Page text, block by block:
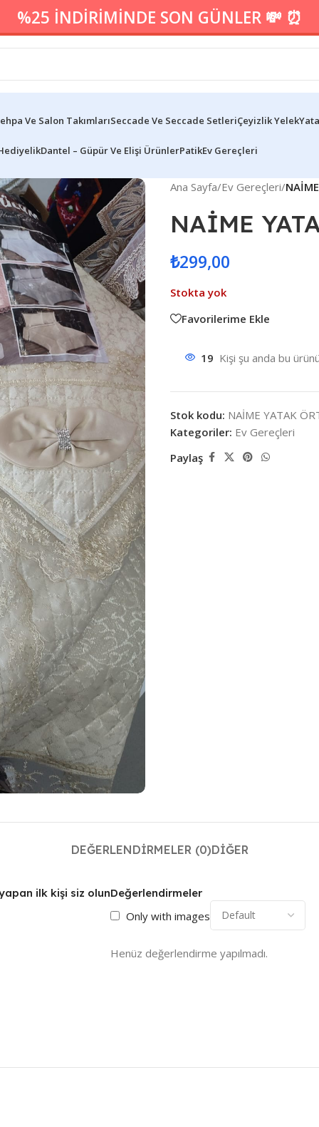
%25 İNDİRİMİNDE SON GÜNLER 💸 ⏰
Ve Salon TakımlarıSeccade Ve Seccade SetleriÇeyizlik Yelek
Dantel – Güpür Ve Elişi ÜrünlerPatikEv Gereçleri
Ana Sayfa/Ev Gereçleri/
NAİME
₺299,00
Stokta yok
Favorilerime Ekle
19 Kişi şu anda bu
Stok kodu: NAİME YATAK
Kategoriler: Ev Gereçleri
Paylaş
DEĞERLENDIRMELER (0)DIĞER
Değerlendirmeler
Only with images
Henüz değerlendirme yapılmadı.
ilk kişi siz olun